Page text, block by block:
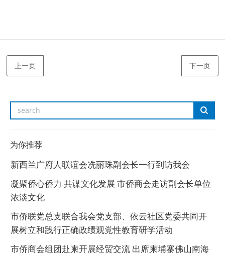
上一页 下一页
为你推荐
新西兰广府人联谊会冼丽珠副会长一行到访我会
凝聚侨心侨力 共谋文化发展 市侨商会走访副会长单位
浓淡文化
市侨联党总支联合我会党支部、依云社区党委共同开
展树立和践行正确政绩观党性教育研学活动
市侨商会组团赴柬开展经贸交流 出席柬埔寨佛山南海